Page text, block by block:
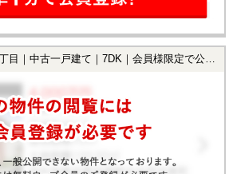
｜中古一戸建て｜7DK｜会員様限定で公開中！】